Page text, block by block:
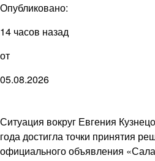
Опубликовано:
14 часов назад
от
05.08.2026
Ситуация вокруг Евгения
года достигла точки принятия
официального объявления